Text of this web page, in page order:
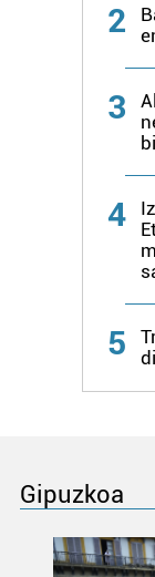
2
3
4
5
Gipuzkoa